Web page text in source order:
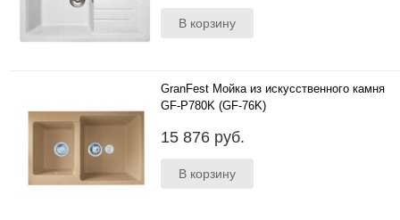
GranFest Мойка из искусственного камня
GF-P780K (GF-76K)
терракот; Размер (мм):780х510; Глубина чаши
15 876 руб.